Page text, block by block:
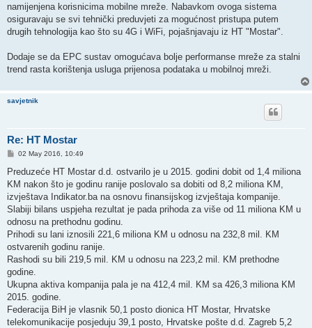
namijenjena korisnicima mobilne mreže. Nabavkom ovoga sistema
osiguravaju se svi tehnički preduvjeti za mogućnost pristupa putem
drugih tehnologija kao što su 4G i WiFi, pojašnjavaju iz HT "Mostar".
Dodaje se da EPC sustav omogućava bolje performanse mreže za stalni
trend rasta korištenja usluga prijenosa podataka u mobilnoj mreži.
savjetnik
Re: HT Mostar
P
s
02 May 2016, 10:49
Preduzeće HT Mostar d.d. ostvarilo je u 2015. godini dobit od 1,4 miliona
KM nakon što je godinu ranije poslovalo sa dobiti od 8,2 miliona KM,
izvještava Indikator.ba na osnovu finansijskog izvještaja kompanije.
Slabiji bilans uspjeha rezultat je pada prihoda za više od 11 miliona KM u
odnosu na prethodnu godinu.
Prihodi su lani iznosili 221,6 miliona KM u odnosu na 232,8 mil. KM
ostvarenih godinu ranije.
Rashodi su bili 219,5 mil. KM u odnosu na 223,2 mil. KM prethodne
godine.
Ukupna aktiva kompanija pala je na 412,4 mil. KM sa 426,3 miliona KM
2015. godine.
Federacija BiH je vlasnik 50,1 posto dionica HT Mostar, Hrvatske
telekomunikacije posjeduju 39,1 posto, Hrvatske pošte d.d. Zagreb 5,2